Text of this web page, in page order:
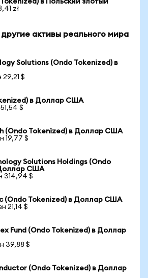
в Польский злотый
zł
активы реального мира
Solutions (Ondo Tokenized) в
29,21 $
в Доллар США
$
(Ondo Tokenized) в Доллар США
19,77 $
Solutions Holdings (Ondo
США
314,94 $
(Ondo Tokenized) в Доллар США
21,14 $
Fund (Ondo Tokenized) в Доллар
39,88 $
(Ondo Tokenized) в Доллар